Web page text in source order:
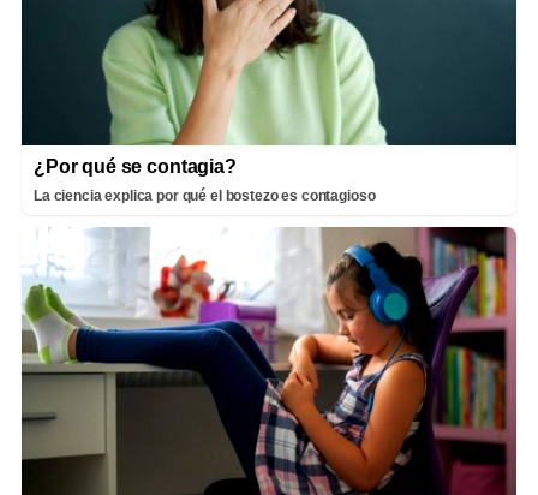
¿Por qué se contagia?
La ciencia explica por qué el bostezo es contagioso